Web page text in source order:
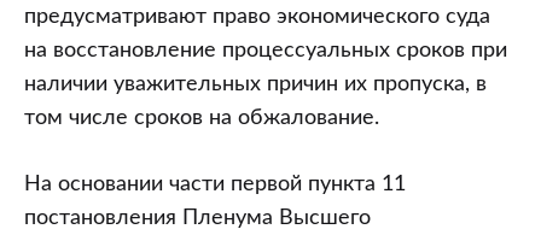
аспектах
восстановления
процессуальных
сроков
наличии
уважительных
предусматривают право экономического суда
на восстановление процессуальных сроков при
наличии уважительных причин их пропуска, в
том числе сроков на обжалование.
На основании части первой пункта 11
постановления Пленума Высшего